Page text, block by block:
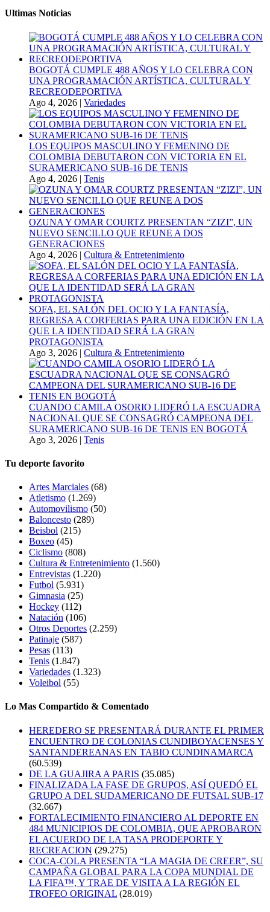
Ultimas Noticias
BOGOTÁ CUMPLE 488 AÑOS Y LO CELEBRA CON
UNA PROGRAMACIÓN ARTÍSTICA, CULTURAL Y
RECREODEPORTIVA
Ago 4, 2026 | Variedades
LOS EQUIPOS MASCULINO Y FEMENINO DE
COLOMBIA DEBUTARON CON VICTORIA EN EL
SURAMERICANO SUB-16 DE TENIS
Ago 4, 2026 | Tenis
OZUNA Y OMAR COURTZ PRESENTAN “ZIZI”, UN
NUEVO SENCILLO QUE REUNE A DOS
GENERACIONES
Ago 4, 2026 | Cultura & Entretenimiento
SOFA, EL SALÓN DEL OCIO Y LA FANTASÍA,
REGRESA A CORFERIAS PARA UNA EDICIÓN EN LA
QUE LA IDENTIDAD SERÁ LA GRAN
PROTAGONISTA
Ago 3, 2026 | Cultura & Entretenimiento
CUANDO CAMILA OSORIO LIDERÓ LA ESCUADRA
NACIONAL QUE SE CONSAGRÓ CAMPEONA DEL
SURAMERICANO SUB-16 DE TENIS EN BOGOTÁ
Ago 3, 2026 | Tenis
Tu deporte favorito
Artes Marciales (68)
Atletismo (1.269)
Automovilismo (50)
Baloncesto (289)
Beisbol (215)
Boxeo (45)
Ciclismo (808)
Cultura & Entretenimiento (1.560)
Entrevistas (1.220)
Futbol (5.931)
Gimnasia (25)
Hockey (112)
Natación (106)
Otros Deportes (2.259)
Patinaje (587)
Pesas (113)
Tenis (1.847)
Variedades (1.323)
Voleibol (55)
Lo Mas Compartido & Comentado
HEREDERO SE PRESENTARÁ DURANTE EL PRIMER
ENCUENTRO DE COLONIAS CUNDIBOYACENSES Y
SANTANDEREANAS EN TABIO CUNDINAMARCA
(60.539)
DE LA GUAJIRA A PARIS (35.085)
FINALIZADA LA FASE DE GRUPOS, ASÍ QUEDÓ EL
GRUPO A DEL SUDAMERICANO DE FUTSAL SUB-17
(32.667)
FORTALECIMIENTO FINANCIERO AL DEPORTE EN
484 MUNICIPIOS DE COLOMBIA, QUE APROBARON
EL ACUERDO DE LA TASA PRODEPORTE Y
RECREACION (29.275)
COCA-COLA PRESENTA “LA MAGIA DE CREER”, SU
CAMPAÑA GLOBAL PARA LA COPA MUNDIAL DE
LA FIFA™, Y TRAE DE VISITA A LA REGIÓN EL
TROFEO ORIGINAL (28.019)